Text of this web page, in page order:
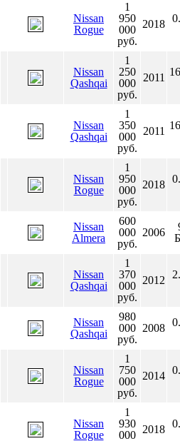
Nissan
Rogue
1
950
000
руб.
2018
Nissan
Qashqai
1
250
000
руб.
2011
Nissan
Qashqai
1
350
000
руб.
2011
Nissan
Rogue
1
950
000
руб.
2018
Nissan
Almera
600
000
руб.
2006
Nissan
Qashqai
1
370
000
руб.
2012
Nissan
Qashqai
980
000
руб.
2008
Nissan
Rogue
1
750
000
руб.
2014
Nissan
Rogue
1
930
000
2018